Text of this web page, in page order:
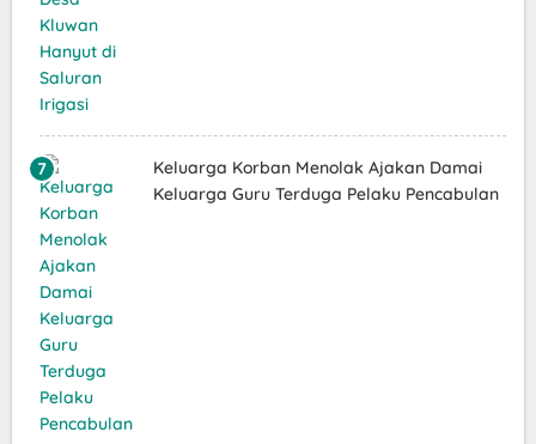
Keluarga Korban Menolak Ajakan Damai
Keluarga Guru Terduga Pelaku Pencabulan